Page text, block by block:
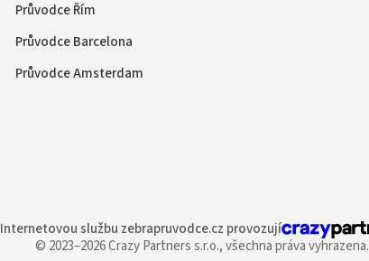
Průvodce Řím
Průvodce Barcelona
Průvodce Amsterdam
Internetovou službu zebrapruvodce.cz provozují
© 2023–2026 Crazy Partners s.r.o.,všechna práva vyhrazena.